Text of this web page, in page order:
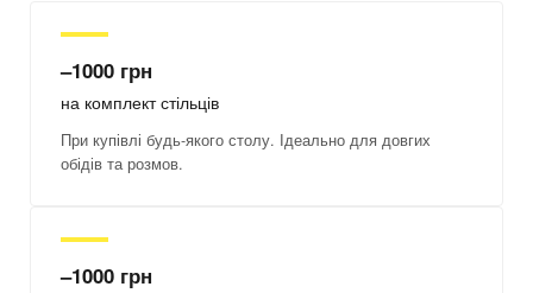
–1000 грн
на комплект стільців
При купівлі будь-якого столу. Ідеально для довгих
обідів та розмов.
–1000 грн